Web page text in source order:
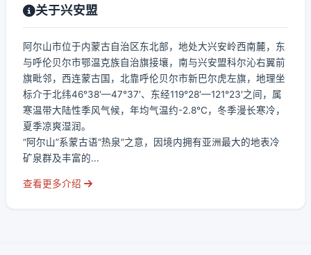
关于兴安盟
阿尔山市位于内蒙古自治区东北部，地处大兴安岭西南麓，东
与呼伦贝尔市鄂温克族自治旗接壤，南与兴安盟科尔沁右翼前
旗毗邻，西连蒙古国，北靠呼伦贝尔市新巴尔虎左旗，地理坐
标介于北纬46°38′—47°37′、东经119°28′—121°23′之间，属
寒温带大陆性季风气候，年均气温约-2.8℃，冬季漫长寒冷，
夏季凉爽湿润。
“阿尔山”系蒙古语“热泉”之意，因境内拥有亚洲最大的地表冷
矿泉群及丰富的...
查看更多介绍